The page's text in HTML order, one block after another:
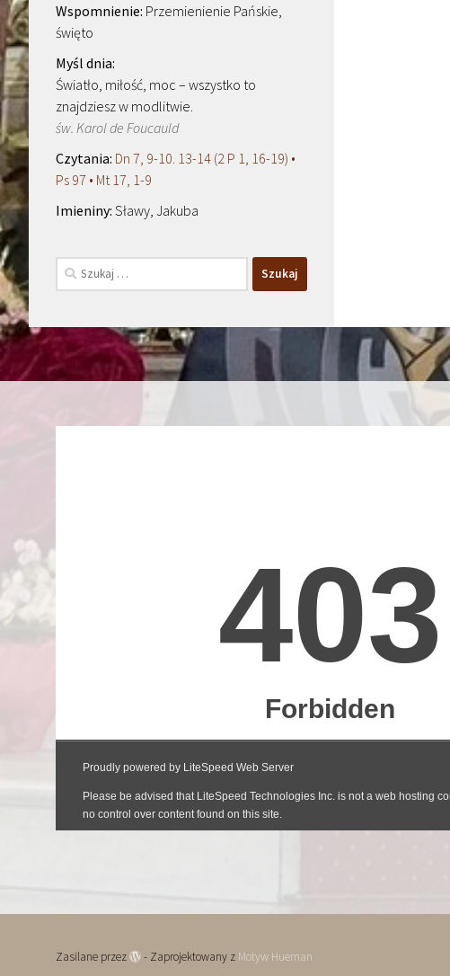
Przemienienie Pańskie,
święto
Światło, miłość, moc – wszystko to
znajdziesz w modlitwie.
św. Karol de Foucauld
Dn 7, 9-10. 13-14 (2 P 1, 16-19) •
Ps 97 • Mt 17, 1-9
Sławy, Jakuba
Szukaj:
Zasilane przez - Zaprojektowany z Motyw Hueman